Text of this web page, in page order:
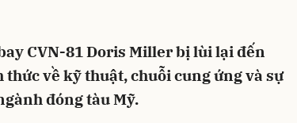
CVN-81 Doris Miller bị lùi lại đến
thức về kỹ thuật, chuỗi cung ứng và sự
đóng tàu Mỹ.